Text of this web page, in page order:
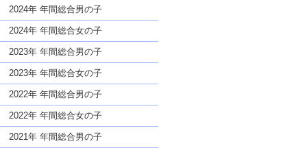
名前であっても奇抜すぎない
2024年 年間総合男の子
2024年 年間総合女の子
2023年 年間総合男の子
2023年 年間総合女の子
2022年 年間総合男の子
2022年 年間総合女の子
2021年 年間総合男の子